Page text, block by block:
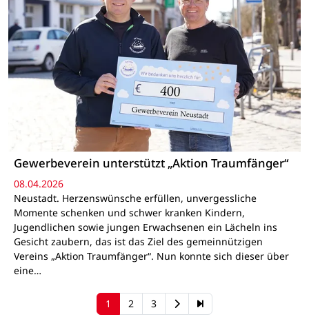
Gewerbeverein unterstützt „Aktion Traumfänger“
08.04.2026
Neustadt. Herzenswünsche erfüllen, unvergessliche
Momente schenken und schwer kranken Kindern,
Jugendlichen sowie jungen Erwachsenen ein Lächeln ins
Gesicht zaubern, das ist das Ziel des gemeinnützigen
Vereins „Aktion Traumfänger“. Nun konnte sich dieser über
eine…
1 2 3